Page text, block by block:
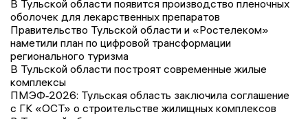
В Тульской области появится производство пленочных
оболочек для лекарственных препаратов
Правительство Тульской области и «Ростелеком»
наметили план по цифровой трансформации
регионального туризма
В Тульской области построят современные жилые
комплексы
ПМЭФ‑2026: Тульская область заключила соглашение
с ГК «ОСТ» о строительстве жилищных комплексов